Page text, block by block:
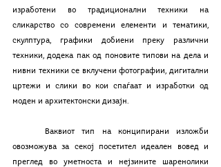
изработени во традиционални техники на
сликарство со современи елементи и тематики,
скулптура, графики добиени преку различни
техники, додека пак од поновите типови на дела и
нивни техники се вклучени фотографии, дигитални
цртежи и слики во кои спаѓаат и изработки од
моден и архитектонски дизајн.
овозможува за секој посетител идеален вовед и
преглед во уметноста и нејзините шаренолики